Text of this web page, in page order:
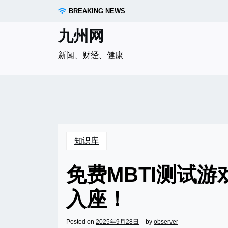
BREAKING NEWS
九州网
新闻、财经、健康
知识库
免费MBTI测试游
入座！
Posted on 2025年9月28日 by observer